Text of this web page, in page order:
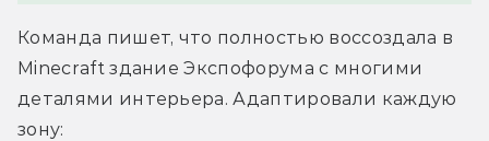
Команда пишет, что полностью воссоздала в
Minecraft здание Экспофорума с многими
деталями интерьера. Адаптировали каждую
зону: